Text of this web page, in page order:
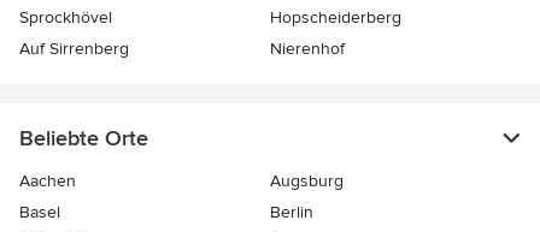
Sprockhövel
Hopscheiderberg
Auf Sirrenberg
Nierenhof
Beliebte Orte
Aachen
Augsburg
Basel
Berlin